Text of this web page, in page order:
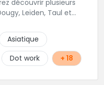
découvrir plusieurs
Leïden, Taul et
demander
plus une seconde
!
Asiatique
Dot work + 18